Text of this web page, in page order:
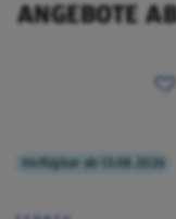
ANGEBOTE
Verfügbar ab 13.08.2026